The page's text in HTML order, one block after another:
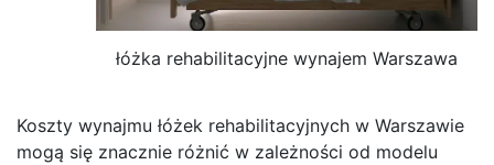
łóżka rehabilitacyjne wynajem Warszawa
Koszty wynajmu łóżek rehabilitacyjnych w Warszawie
mogą się znacznie różnić w zależności od modelu